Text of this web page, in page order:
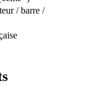
/ barre /